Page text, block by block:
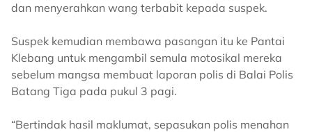
dan menyerahkan wang terbabit kepada suspek.
Suspek kemudian membawa pasangan itu ke Pantai
Klebang untuk mengambil semula motosikal mereka
sebelum mangsa membuat laporan polis di Balai Polis
Batang Tiga pada pukul 3 pagi.
“Bertindak hasil maklumat, sepasukan polis menahan